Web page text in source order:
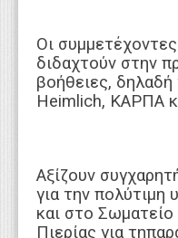
Οι
διδαχτούν στην
βοήθειες, δηλαδή
Heimlich, ΚΑΡΠΑ
Αξίζουν
για την πολύτιμη
και στο
Πιερίας για